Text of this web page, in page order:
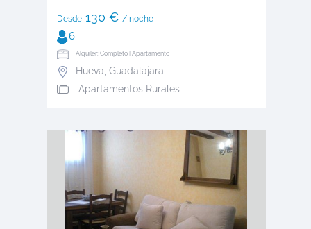
Desde130 € / noche
6
Alquiler: Completo | Apartamento
Hueva, Guadalajara
Apartamentos Rurales